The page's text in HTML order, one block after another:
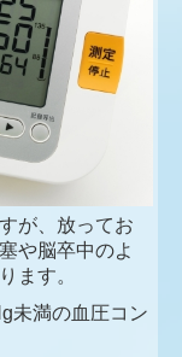
が、放ってお
や脳卒中のよ
ます。
未満の血圧コン